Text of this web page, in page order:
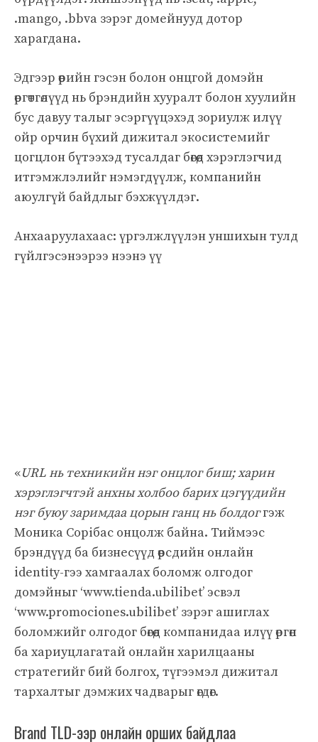
.mango, .bbva зэрэг домейнууд дотор
харагдана.
Эдгээр өөрийн гэсэн болон онцгой домэйн
өргөтгөлүүд нь брэндийн хууралт болон хуулийн
бус давуу талыг эсэргүүцэхэд зориулж илүү
ойр орчин бүхий дижитал экосистемийг
цогцлон бүтээхэд тусалдаг бөгөөд хэрэглэгчид
итгэмжлэлийг нэмэгдүүлж, компанийн
аюулгүй байдлыг бэхжүүлдэг.
Анхааруулахаас: үргэлжлүүлэн уншихын тулд
гүйлгэсэнээрээ нээнэ үү
«URL нь техникийн нэг онцлог биш; харин
хэрэглэгчтэй анхны холбоо барих цэгүүдийн
нэг буюу заримдаа цорын ганц нь болдоггэж
Моника Сорібас онцолж байна. Тиймээс
брэндүүд ба бизнесүүд өөрсдийн онлайн
identity-гээ хамгаалах боломж олгодог
домэйныг ‘www.tienda.ubilibet’ эсвэл
‘www.promociones.ubilibet’ зэрэг ашиглах
боломжийг олгодог бөгөөд компанидаа илүү өргөн
ба хариуцлагатай онлайн харилцааны
стратегийг бий болгох, түгээмэл дижитал
тархалтыг дэмжих чадварыг өгдөг.
Brand TLD-ээр онлайн орших байдлаа